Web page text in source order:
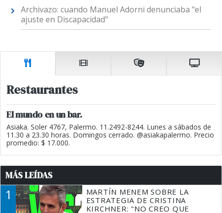
Archivazo: cuando Manuel Adorni denunciaba "el
ajuste en Discapacidad"
Restaurantes
El mundo en un bar.
Asiaka. Soler 4767, Palermo. 11.2492-8244. Lunes a sábados de
11.30 a 23.30 horas. Domingos cerrado. @asiakapalermo. Precio
promedio: $ 17.000.
MÁS LEÍDAS
1
MARTÍN MENEM SOBRE LA
ESTRATEGIA DE CRISTINA
KIRCHNER: "NO CREO QUE